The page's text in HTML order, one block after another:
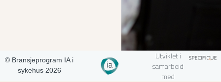
© Bransjeprogram IA i
sykehus 2026
Utviklet i
samarbeid
med